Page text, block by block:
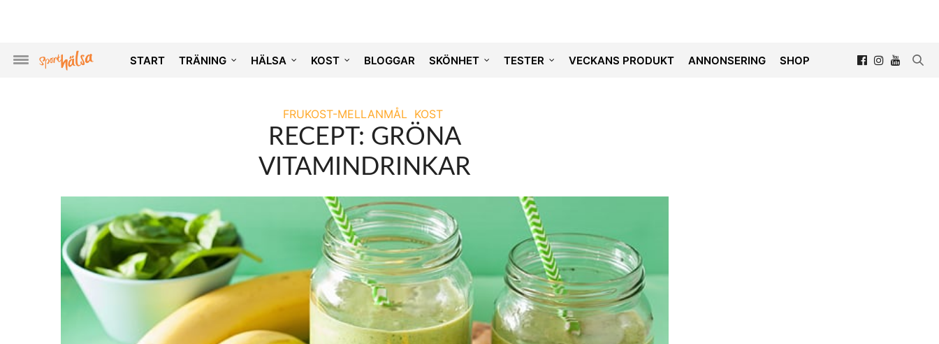
START TRÄNING HÄLSA KOST BLOGGAR SKÖNHET TESTER VECKANS PRODUKT ANNONSERING SHOP
FRUKOST-MELLANMÅL KOST
RECEPT: GRÖNA
VITAMINDRINKAR